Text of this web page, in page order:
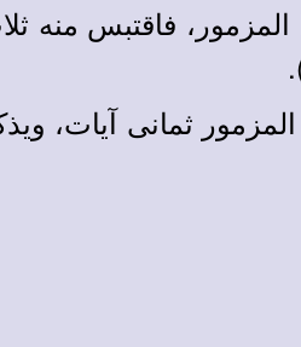
المزمور، فاقتبس
ثمانى آيات،